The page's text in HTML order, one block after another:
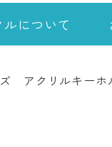
について
アクリルキーホ